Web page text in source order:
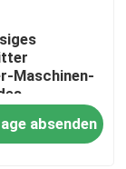
Maschinen-
absenden